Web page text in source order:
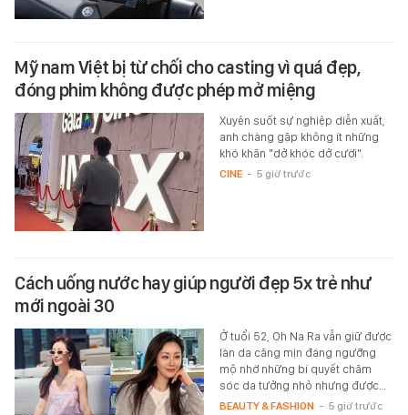
Mỹ nam Việt bị từ chối cho casting vì quá đẹp,
đóng phim không được phép mở miệng
Xuyên suốt sự nghiệp diễn xuất,
anh chàng gặp không ít những
khó khăn "dở khóc dở cười".
CINE - 5 giờ trước
Cách uống nước hay giúp người đẹp 5x trẻ như
mới ngoài 30
Ở tuổi 52, Oh Na Ra vẫn giữ được
làn da căng mịn đáng ngưỡng
mộ nhờ những bí quyết chăm
sóc da tưởng nhỏ nhưng được…
BEAUTY & FASHION - 5 giờ trước